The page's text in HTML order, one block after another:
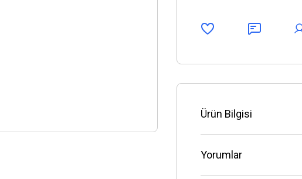
Ürün Bilgisi
Yorumlar